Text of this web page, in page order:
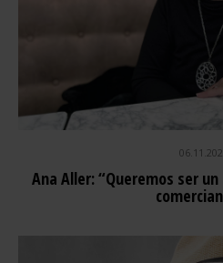
Ana Aller: “Queremos ser